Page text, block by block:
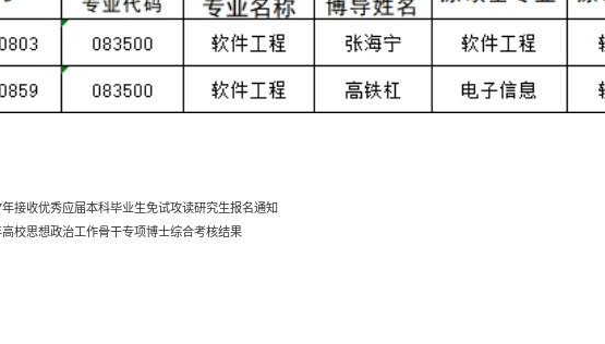
年接收优秀应届本科毕业生免试攻读研究生报名通知
高校思想政治工作骨干专项博士综合考核结果